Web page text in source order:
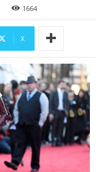
1664
X